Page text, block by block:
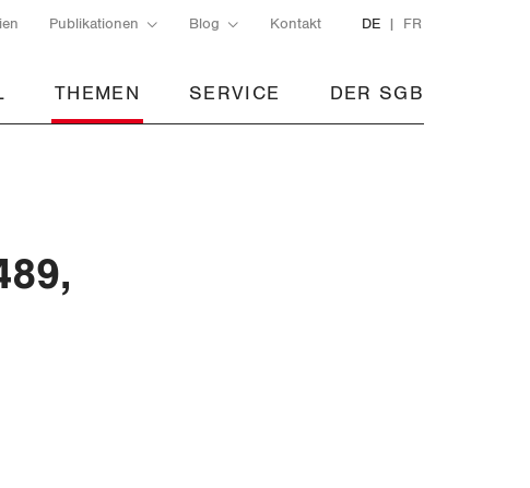
Publikationen Blog Kontakt DE FR
THEMEN SERVICE DER SGB